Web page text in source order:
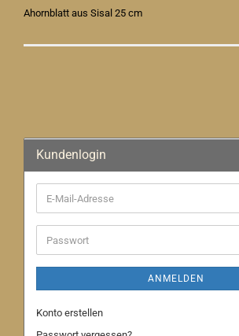
Ahornblatt aus Sisal 25 cm
Kundenlogin
E-
Mail-
Adresse
Passwort
ANMELDEN
Konto erstellen